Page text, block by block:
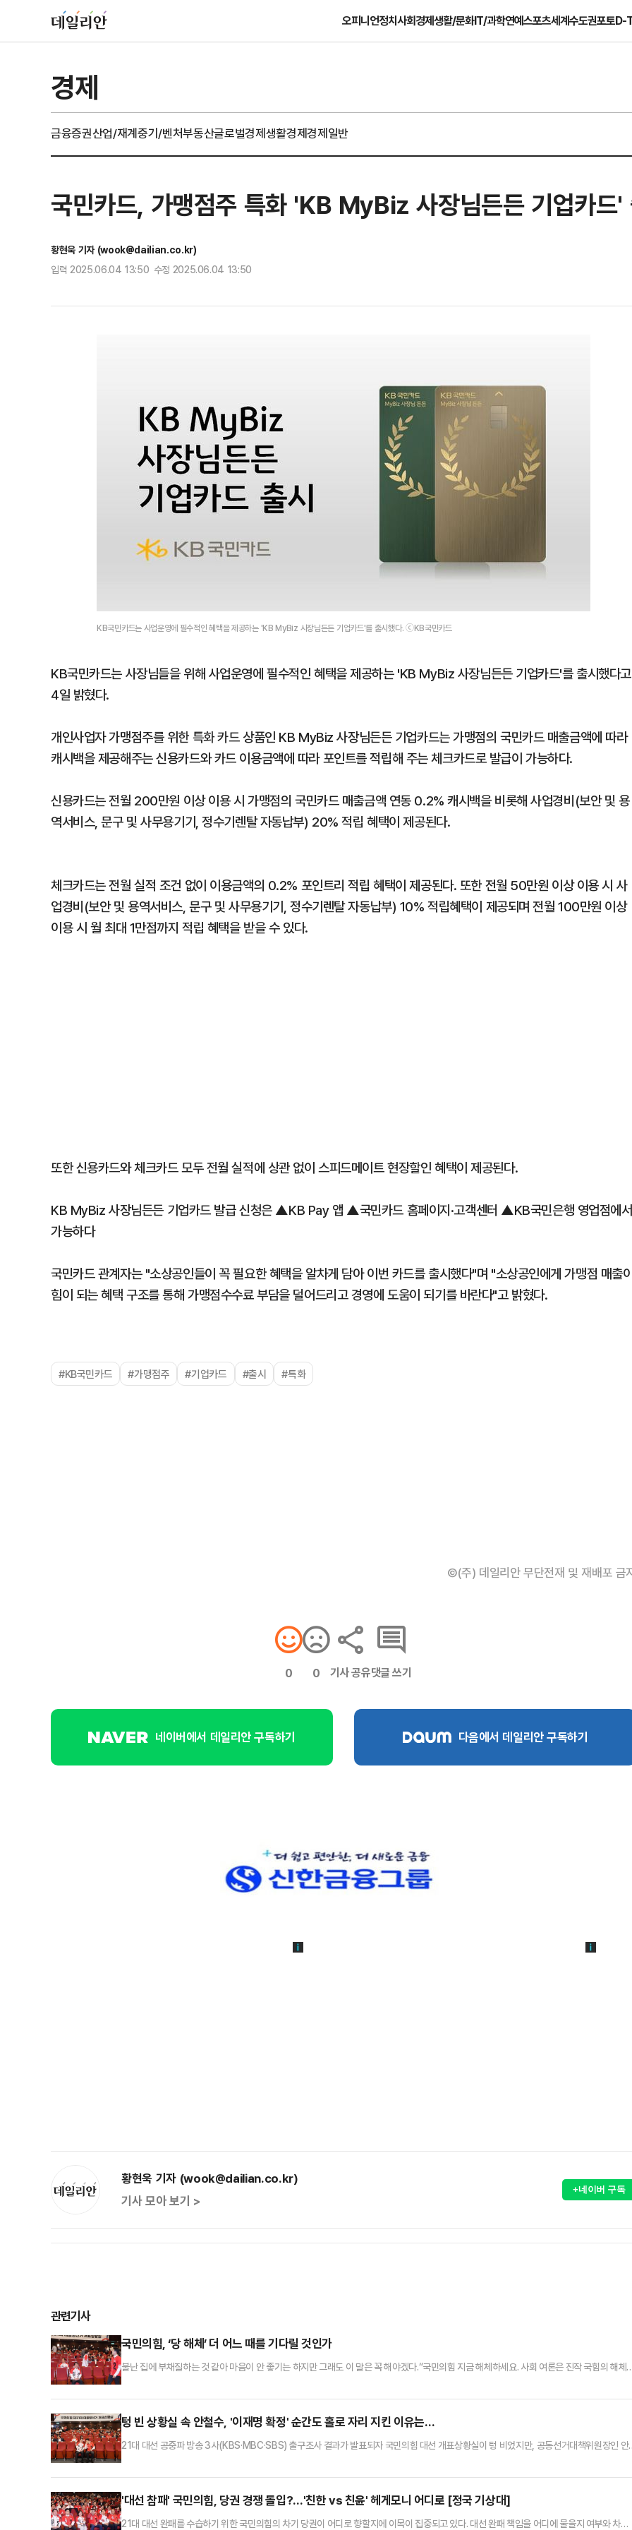
오피니언정치사회경제생활/문화IT/과학연예스포츠세계수도권포토D-
경제
금융증권산업/재계중기/벤처부동산글로벌경제생활경제경제일반
국민카드, 가맹점주 특화 'KB MyBiz 사장님든든 기업카드'
황현욱 기자 (wook@dailian.co.kr)
입력 2025.06.04 13:50 수정 2025.06.04 13:50
KB국민카드는 사업운영에 필수적인 혜택을 제공하는 'KB MyBiz 사장님든든 기업카드'를 출시했다. ⓒKB국민카드
KB국민카드는 사장님들을 위해 사업운영에 필수적인 혜택을 제공하는 'KB MyBiz 사장님든든 기업카드'를 출시했다고
4일 밝혔다.
개인사업자 가맹점주를 위한 특화 카드 상품인 KB MyBiz 사장님든든 기업카드는 가맹점의 국민카드 매출금액에 따라
캐시백을 제공해주는 신용카드와 카드 이용금액에 따라 포인트를 적립해 주는 체크카드로 발급이 가능하다.
신용카드는 전월 200만원 이상 이용 시 가맹점의 국민카드 매출금액 연동 0.2% 캐시백을 비롯해 사업경비(보안 및 용
역서비스, 문구 및 사무용기기, 정수기렌탈 자동납부) 20% 적립 혜택이 제공된다.
체크카드는 전월 실적 조건 없이 이용금액의 0.2% 포인트리 적립 혜택이 제공된다. 또한 전월 50만원 이상 이용 시 사
업경비(보안 및 용역서비스, 문구 및 사무용기기, 정수기렌탈 자동납부) 10% 적립혜택이 제공되며 전월 100만원 이상
이용 시 월 최대 1만점까지 적립 혜택을 받을 수 있다.
또한 신용카드와 체크카드 모두 전월 실적에 상관 없이 스피드메이트 현장할인 혜택이 제공된다.
KB MyBiz 사장님든든 기업카드 발급 신청은 ▲KB Pay 앱 ▲국민카드 홈페이지·고객센터 ▲KB국민은행 영업점에서
가능하다
국민카드 관계자는 "소상공인들이 꼭 필요한 혜택을 알차게 담아 이번 카드를 출시했다"며 "소상공인에게 가맹점 매출
힘이 되는 혜택 구조를 통해 가맹점수수료 부담을 덜어드리고 경영에 도움이 되기를 바란다"고 밝혔다.
#KB국민카드 #가맹점주 #기업카드 #출시 #특화
©(주) 데일리안 무단전재 및 재배포 금
0 0 기사 공유댓글 쓰기
네이버에서 데일리안 구독하기 다음에서 데일리안 구독하기
황현욱 기자 (wook@dailian.co.kr)
기사 모아 보기 >
+네이버 구독
관련기사
국민의힘, ‘당 해체’ 더 어느 때를 기다릴 것인가
불난 집에 부채질하는 것 같아 마음이 안 좋기는 하지만 그래도 이 말은 꼭 해야겠다.“국민의힘 지금 해체하세요. 사회 여론은 진작 국힘의 해체
태의 당에 연명장치를 달아놓고 지금까지 당원과 자유 우파 국민들을 기만해 온 것입니다.”불사조(phoenix)는 이집트 신화에 나오는 죽지 않는
텅 빈 상황실 속 안철수, '이재명 확정' 순간도 홀로 자리 지킨 이유는…
21대 대선 공중파 방송 3사(KBS·MBC·SBS) 출구조사 결과가 발표되자 국민의힘 대선 개표상황실이 텅 비었지만, 공동선거대책위원장인 안
지켜보겠다며 무거운 마음으로 상황실을 지킨 것이다.3일 오후 발표된 출구조사 결과에 따르면 김문수 대선 후보의 득표율은 39.3%로 집계됐
'대선 참패' 국민의힘, 당권 경쟁 돌입?…'친한 vs 친윤' 헤게모니 어디로 [정국 기상대]
21대 대선 완패를 수습하기 위한 국민의힘의 차기 당권이 어디로 향할지에 이목이 집중되고 있다. 대선 완패 책임을 어디에 물을지 여부와 차기
‘탄약 고갈 보도’에 격노한 트
"숙련된 모습" 통영 60대女
제로 갈 가능성 있나…범인의
4
"정청래, 李 모욕에 침묵" vs
5
서울 백화점 돌며 명품 20차